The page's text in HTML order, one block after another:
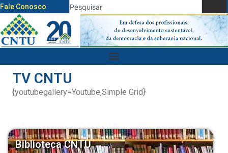
Fale Conosco
TV CNTU
{youtubegallery=Youtube,Simple Grid}
Biblioteca CNTU